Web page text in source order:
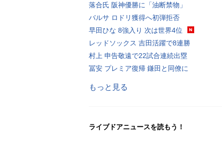
落合氏 阪神優勝に「油断禁物」
バルサ ロドリ獲得へ初弾拒否
早田ひな 8強入り 次は世界4位
レッドソックス 吉田活躍で8連勝
村上 申告敬遠で22試合連続出塁
冨安 プレミア復帰 鎌田と同僚に
もっと見る
ライブドアニュースを読もう！